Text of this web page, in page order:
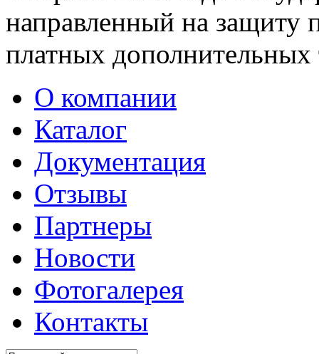
направленный на защиту
платных дополнительных
О компании
Каталог
Документация
Отзывы
Партнеры
Новости
Фотогалерея
Контакты